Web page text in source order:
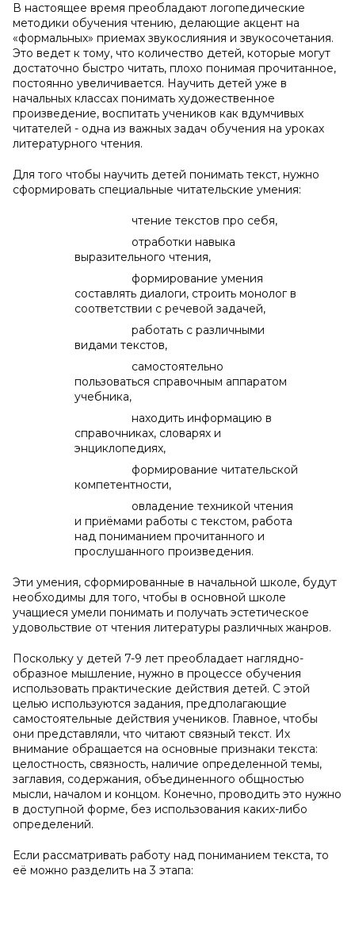
В настоящее время преобладают логопедические
методики обучения чтению, делающие акцент на
«формальных» приемах звукослияния и звукосочетания.
Это ведет к тому, что количество детей, которые могут
достаточно быстро читать, плохо понимая прочитанное,
постоянно увеличивается. Научить детей уже в
начальных классах понимать художественное
произведение, воспитать учеников как вдумчивых
читателей - одна из важных задач обучения на уроках
литературного чтения.
Для того чтобы научить детей понимать текст, нужно
сформировать специальные читательские умения:
чтение текстов про себя,
отработки навыка
выразительного чтения,
формирование умения
составлять диалоги, строить монолог в
соответствии с речевой задачей,
работать с различными
видами текстов,
самостоятельно
пользоваться справочным аппаратом
учебника,
находить информацию в
справочниках, словарях и
энциклопедиях,
формирование читательской
компетентности,
овладение техникой чтения
и приёмами работы с текстом, работа
над пониманием прочитанного и
прослушанного произведения.
Эти умения, сформированные в начальной школе, будут
необходимы для того, чтобы в основной школе
учащиеся умели понимать и получать эстетическое
удовольствие от чтения литературы различных жанров.
Поскольку у детей 7-9 лет преобладает наглядно-
образное мышление, нужно в процессе обучения
использовать практические действия детей. С этой
целью используются задания, предполагающие
самостоятельные действия учеников. Главное, чтобы
они представляли, что читают связный текст. Их
внимание обращается на основные признаки текста:
целостность, связность, наличие определенной темы,
заглавия, содержания, объединенного общностью
мысли, началом и концом. Конечно, проводить это нужно
в доступной форме, без использования каких-либо
определений.
Если рассматривать работу над пониманием текста, то
её можно разделить на 3 этапа: